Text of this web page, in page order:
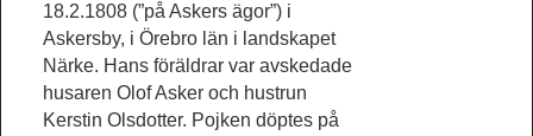
18.2.1808 (”på Askers ägor”) i
Askersby, i Örebro län i landskapet
Närke. Hans föräldrar var avskedade
husaren Olof Asker och hustrun
Kerstin Olsdotter. Pojken döptes på